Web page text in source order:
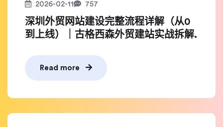
2026-02-11 757
深圳外贸网站建设完整流程详解（从0
到上线）｜古格西森外贸建站实战拆解.
Read more